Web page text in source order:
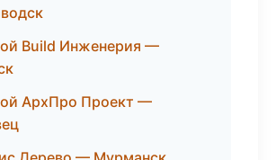
Build Инженерия —
АрхПро Проект —